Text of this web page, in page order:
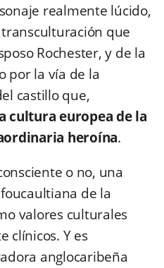
realmente lúcido,
que
Rochester, y de la
por la vía de la
castillo que,
cultura europea de la
heroína.
o no, una
de la
valores culturales
clínicos. Y es
anglocaribeña